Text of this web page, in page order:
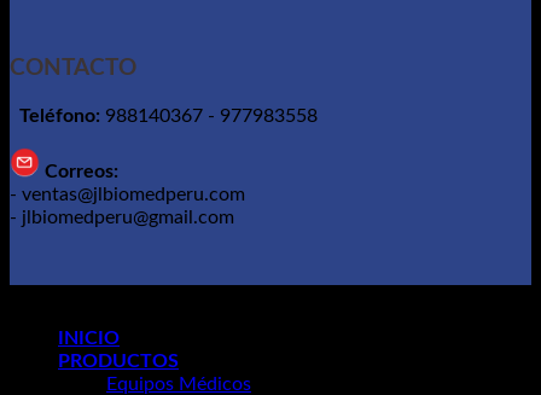
CONTACTO
Teléfono: 988140367 - 977983558
Correos:
- ventas@jlbiomedperu.com
- jlbiomedperu@gmail.com
INICIO
PRODUCTOS
Equipos Médicos